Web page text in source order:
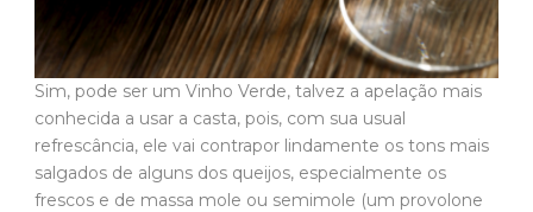
Sim, pode ser um Vinho Verde, talvez a apelação mais
conhecida a usar a casta, pois, com sua usual
refrescância, ele vai contrapor lindamente os tons mais
salgados de alguns dos queijos, especialmente os
frescos e de massa mole ou semimole (um provolone